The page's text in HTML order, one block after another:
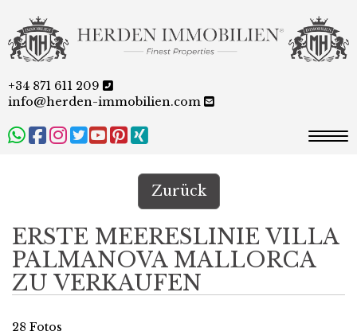
+34 871 611 209
info@herden-immobilien.com
Zurück
ERSTE MEERESLINIE VILLA
PALMANOVA MALLORCA
ZU VERKAUFEN
28 Fotos